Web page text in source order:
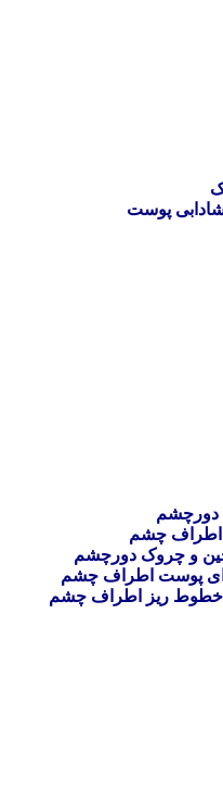
پوست
دورچشم
اطراف چشم
و چروک دورچشم
خطوط ریز اطراف چشم